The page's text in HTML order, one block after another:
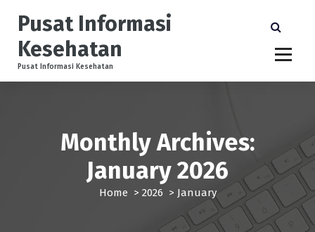
o
Pusat Informasi
Kesehatan
Pusat Informasi Kesehatan
Monthly Archives:
January 2026
Home > 2026 > January